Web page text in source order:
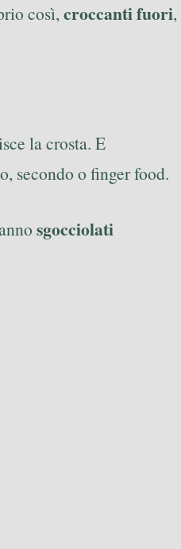
così, croccanti fuori,
la crosta. E
secondo o finger food.
sgocciolati